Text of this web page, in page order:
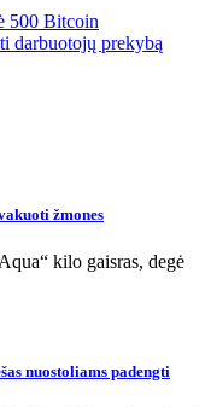
500 Bitcoin
darbuotojų prekybą
žmones
kilo gaisras, degė
nuostoliams padengti